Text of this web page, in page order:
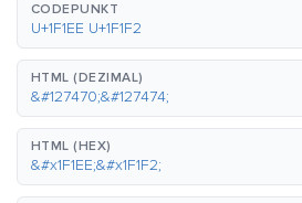
CODEPUNKT
U+1F1EE U+1F1F2
HTML (DEZIMAL)
&#127470;&#127474;
HTML (HEX)
&#x1F1EE;&#x1F1F2;